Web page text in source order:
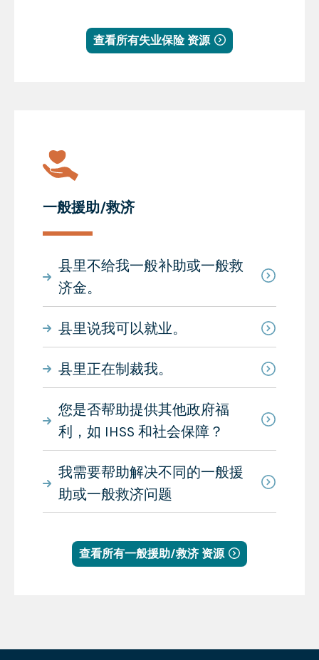
查看所有失业保险 资源
一般援助/救济
县里不给我一般补助或一般救
济金。
县里说我可以就业。
县里正在制裁我。
您是否帮助提供其他政府福
利，如 IHSS 和社会保障？
我需要帮助解决不同的一般援
助或一般救济问题
查看所有一般援助/救济 资源